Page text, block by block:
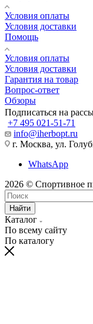
Условия оплаты
Условия доставки
Помощь
Условия оплаты
Условия доставки
Гарантия на товар
Вопрос-ответ
Обзоры
Подписаться на
+7 495 021-51-71
info@iherbopt.ru
г. Москва, ул.
WhatsApp
2026 © Спортивное
Найти
Каталог
По всему сайту
По каталогу